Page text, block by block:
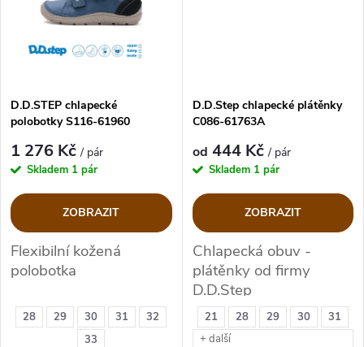
28 29 30 31
32
33
D.D.STEP chlapecké
polobotky S116-61960
1 276 Kč/ pár
Skladem 1 pár
ZOBRAZIT
Flexibilní kožená
polobotka
21 28 29 30
31
+ další
D.D.Step chlapecké plátěnky
C086-61763A
od 444 Kč/ pár
Skladem 1 pár
ZOBRAZIT
Chlapecká obuv -
plátěnky od firmy
D.D.Step